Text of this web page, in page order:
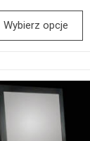
Wybierz opcje